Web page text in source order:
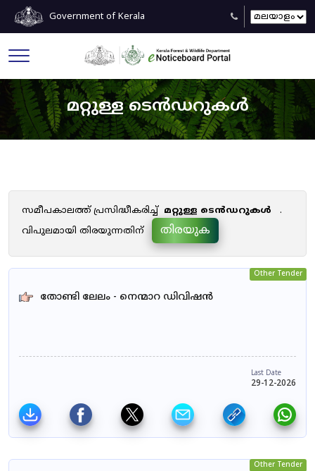
Government of Kerala
മറ്റുള്ള ടെൻഡറുകൾ
സമീപകാലത്ത് പ്രസിദ്ധീകരിച്ച് മറ്റുള്ള ടെൻഡറുകൾ
.
വിപുലമായി തിരയുന്നതിന്
തിരയുക
Other Tender
തോണ്ടി ലേലം - നെന്മാറ ഡിവിഷൻ
Last Date
29-12-2026
Other Tender